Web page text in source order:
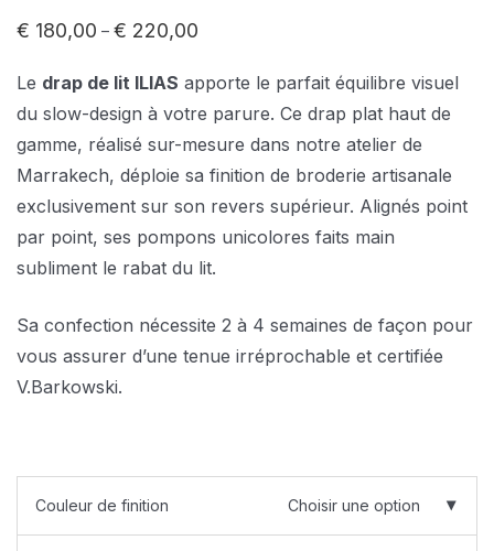
€ 180,00 – € 220,00
Plage
€ 180,00
€ 220,00
Le drap de lit ILIAS apporte le parfait équilibre visuel
du slow-design à votre parure. Ce drap plat haut de
gamme, réalisé sur-mesure dans notre atelier de
Marrakech, déploie sa finition de broderie artisanale
exclusivement sur son revers supérieur. Alignés point
par point, ses pompons unicolores faits main
subliment le rabat du lit.
Sa confection nécessite 2 à 4 semaines de façon pour
vous assurer d’une tenue irréprochable et certifiée
V.Barkowski.
Couleur de finition Choisir une option